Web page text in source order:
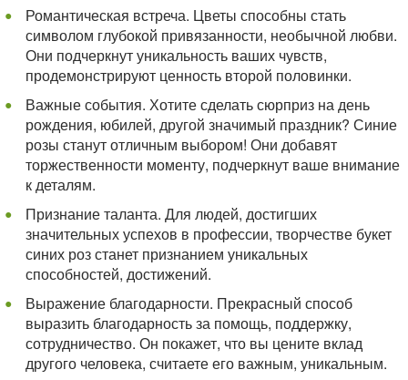
Романтическая встреча. Цветы способны стать
символом глубокой привязанности, необычной любви.
Они подчеркнут уникальность ваших чувств,
продемонстрируют ценность второй половинки.
Важные события. Хотите сделать сюрприз на день
рождения, юбилей, другой значимый праздник? Синие
розы станут отличным выбором! Они добавят
торжественности моменту, подчеркнут ваше внимание
к деталям.
Признание таланта. Для людей, достигших
значительных успехов в профессии, творчестве букет
синих роз станет признанием уникальных
способностей, достижений.
Выражение благодарности. Прекрасный способ
выразить благодарность за помощь, поддержку,
сотрудничество. Он покажет, что вы цените вклад
другого человека, считаете его важным, уникальным.